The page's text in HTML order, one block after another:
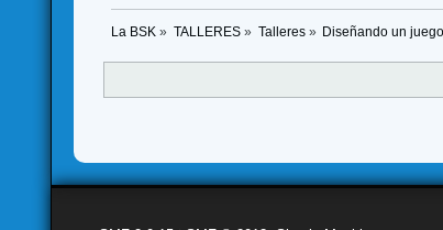
La BSK » TALLERES» Talleres» Diseñando un